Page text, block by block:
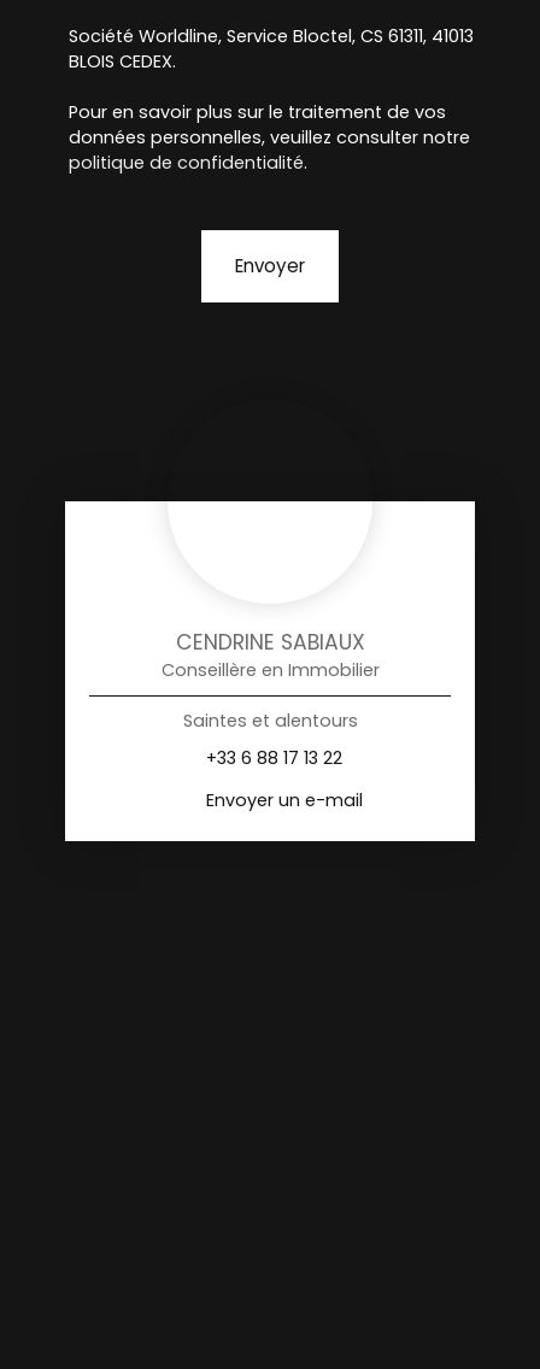
Société Worldline, Service Bloctel, CS 61311, 41013
BLOIS CEDEX.
Pour en savoir plus sur le traitement de vos
données personnelles, veuillez consulter notre
politique de confidentialité.
Envoyer
CENDRINE SABIAUX
Conseillère en Immobilier
Saintes et alentours
+33 6 88 17 13 22
Envoyer un e-mail